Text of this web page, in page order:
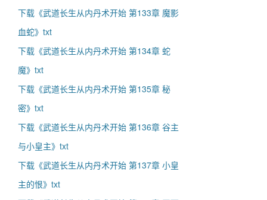
下载《武道长生从内丹术开始 第133章 魔影
血蛇》txt
下载《武道长生从内丹术开始 第134章 蛇
魔》txt
下载《武道长生从内丹术开始 第135章 秘
密》txt
下载《武道长生从内丹术开始 第136章 谷主
与小皇主》txt
下载《武道长生从内丹术开始 第137章 小皇
主的恨》txt